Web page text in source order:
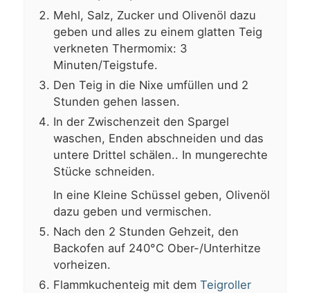
Mehl, Salz, Zucker und Olivenöl dazu
geben und alles zu einem glatten Teig
verkneten Thermomix: 3
Minuten/Teigstufe.
Den Teig in die Nixe umfüllen und 2
Stunden gehen lassen.
In der Zwischenzeit den Spargel
waschen, Enden abschneiden und das
untere Drittel schälen.. In mungerechte
Stücke schneiden.
In eine Kleine Schüssel geben, Olivenöl
dazu geben und vermischen.
Nach den 2 Stunden Gehzeit, den
Backofen auf 240°C Ober-/Unterhitze
vorheizen.
Flammkuchenteig mit dem Teigroller